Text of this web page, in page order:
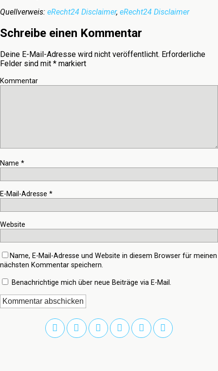
Quellverweis: eRecht24 Disclaimer, eRecht24 Disclaimer
Schreibe einen Kommentar
Deine E-Mail-Adresse wird nicht veröffentlicht. Erforderliche
Felder sind mit * markiert
Kommentar
Name *
E-Mail-Adresse *
Website
Name, E-Mail-Adresse und Website in diesem Browser für meinen
nächsten Kommentar speichern.
Benachrichtige mich über neue Beiträge via E-Mail.